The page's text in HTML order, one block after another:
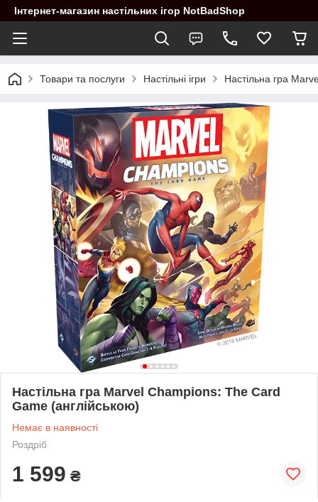
Інтернет-магазин настільних ігор NotBadShop
Товари та послуги Настільні ігри Настільна гра
Настільна гра Marvel Champions: The Card
Game (англійською)
Немає в наявності
Роздріб
1 599 ₴